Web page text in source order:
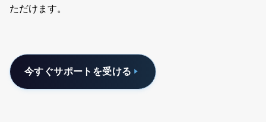
ただけます。
今すぐサポートを受ける